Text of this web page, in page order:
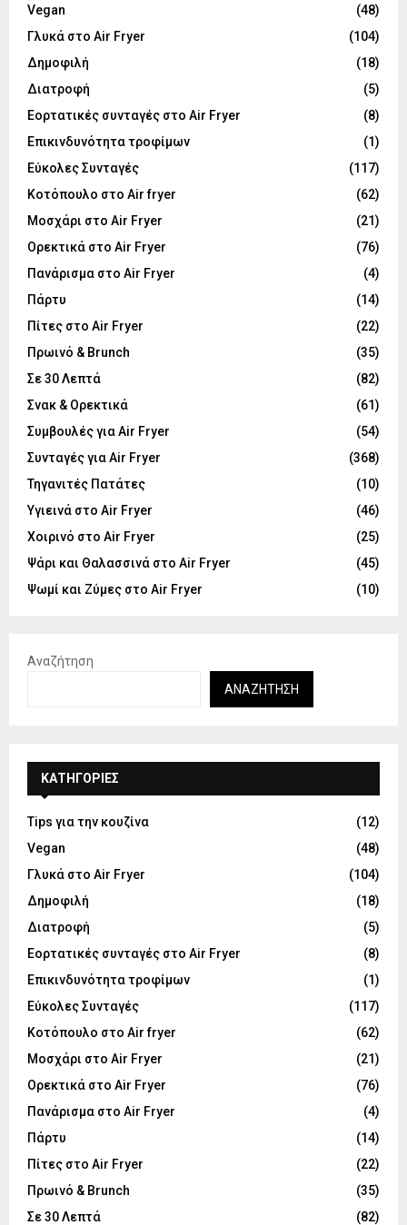
Vegan
(48)
Γλυκά στο Air Fryer
(104)
Δημοφιλή
(18)
Διατροφή
(5)
Εορτατικές συνταγές στο Air Fryer
(8)
Επικινδυνότητα τροφίμων
(1)
Εύκολες Συνταγές
(117)
Κοτόπουλο στο Air fryer
(62)
Μοσχάρι στο Air Fryer
(21)
Ορεκτικά στο Air Fryer
(76)
Πανάρισμα στο Air Fryer
(4)
Πάρτυ
(14)
Πίτες στο Air Fryer
(22)
Πρωινό & Brunch
(35)
Σε 30 Λεπτά
(82)
Σνακ & Ορεκτικά
(61)
Συμβουλές για Air Fryer
(54)
Συνταγές για Air Fryer
(368)
Τηγανιτές Πατάτες
(10)
Υγιεινά στο Air Fryer
(46)
Χοιρινό στο Air Fryer
(25)
Ψάρι και Θαλασσινά στο Air Fryer
(45)
Ψωμί και Ζύμες στο Air Fryer
(10)
Αναζήτηση
ΑΝΑΖΉΤΗΣΗ
KΑΤΗΓΟΡΊΕΣ
Tips για την κουζίνα
(12)
Vegan
(48)
Γλυκά στο Air Fryer
(104)
Δημοφιλή
(18)
Διατροφή
(5)
Εορτατικές συνταγές στο Air Fryer
(8)
Επικινδυνότητα τροφίμων
(1)
Εύκολες Συνταγές
(117)
Κοτόπουλο στο Air fryer
(62)
Μοσχάρι στο Air Fryer
(21)
Ορεκτικά στο Air Fryer
(76)
Πανάρισμα στο Air Fryer
(4)
Πάρτυ
(14)
Πίτες στο Air Fryer
(22)
Πρωινό & Brunch
(35)
Σε 30 Λεπτά
(82)